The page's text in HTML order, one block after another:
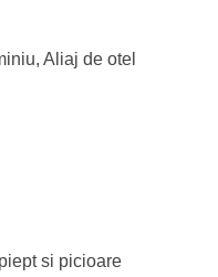
Aliaj de otel
si picioare